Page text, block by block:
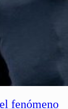
fenómeno